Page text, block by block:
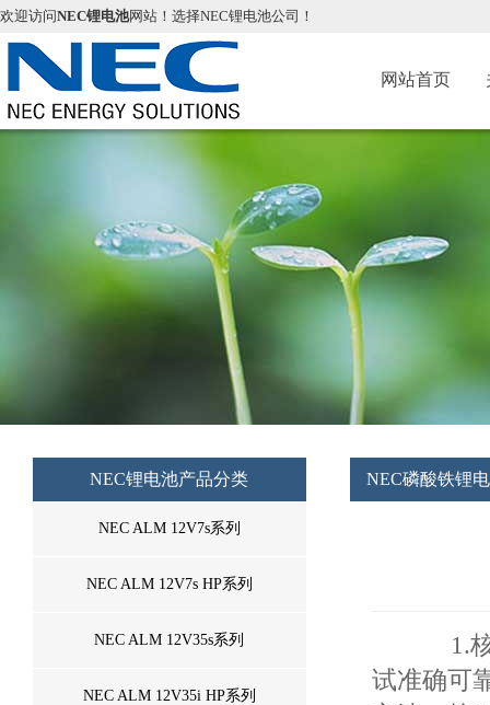
欢迎访问NEC锂电池网站！选择NEC锂电池公司！
网站首页
NEC锂电池产品分类
NEC ALM 12V7s系列
NEC ALM 12V7s HP系列
NEC ALM 12V35s系列
NEC ALM 12V35i HP系列
NEC磷酸铁锂
1.核
试准确可